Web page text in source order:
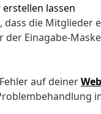
lassen
dass die Mitglieder
Einagabe-
auf deiner